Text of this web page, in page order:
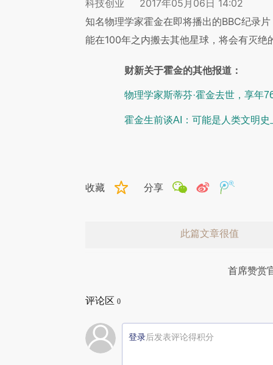
科技创业
2017年05月06日 14:02
知名物理学家霍金在即将播出的BBC纪录
能在100年之内搬去其他星球，将会有灭
财新关于霍金的其他报道：
物理学家斯蒂芬·霍金去世，享年
霍金生前谈AI：可能是人类文明史
收藏 分享
此篇文章很值
首席赞赏
评论区 0
登录后发表评论得积分